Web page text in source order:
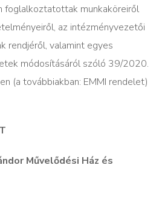
foglalkoztatottak munkaköreiről
az intézményvezetői
rendjéről, valamint egyes
módosításáról szóló 39/2020.
(a továbbiakban: EMMI rendelet)
Művelődési Ház és